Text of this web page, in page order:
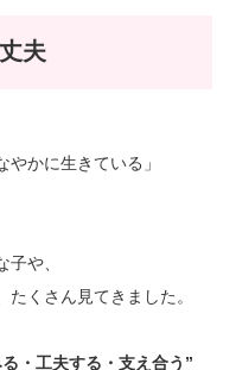
夫
やかに生きている」
や、
くさん見てきました。
・工夫する・支え合う”